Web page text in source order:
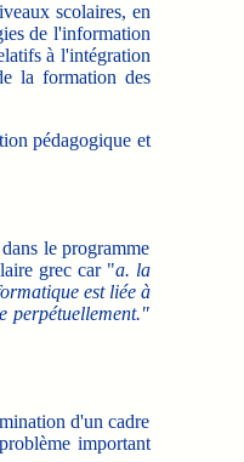
scolaires, en
de l'information
à l'intégration
la formation des
pédagogique et
le programme
grec car "a. la
est liée à
perpétuellement."
d'un cadre
important